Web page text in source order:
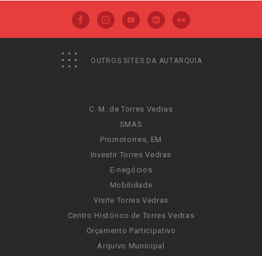
OUTROS SITES DA AUTARQUIA
C. M. de Torres Vedras
SMAS
Promotorres, EM
Investir Torres Vedras
E-negócios
Mobilidade
Visite Torres Vedras
Centro Histórico de Torres Vedras
Orçamento Participativo
Arquivo Municipal